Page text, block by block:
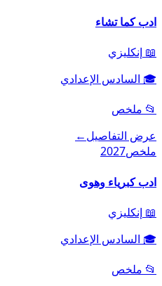
ادب كما تشاء
📖 إنكليزي
🎓 السادس الإعدادي
📂 ملخص
عرض التفاصيل←
ملخص2027
ادب كبرياء وهوى
📖 إنكليزي
🎓 السادس الإعدادي
📂 ملخص